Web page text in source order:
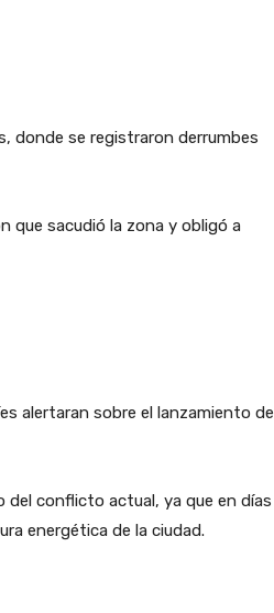
donde se registraron derrumbes
que sacudió la zona y obligó a
alertaran sobre el lanzamiento de
conflicto actual, ya que en días
energética de la ciudad.